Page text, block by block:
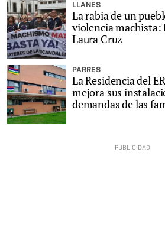
LLANES
La rabia de un
violencia machista:
Laura Cruz
PARRES
La Residencia del
mejora sus
demandas de las